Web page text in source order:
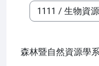
課程類別
森林暨自然資源學